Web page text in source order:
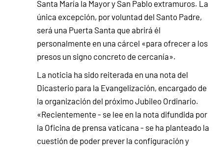
Santa María la Mayor y San Pablo extramuros. La
única excepción, por voluntad del Santo Padre,
será una Puerta Santa que abrirá él
personalmente en una cárcel «para ofrecer a los
presos un signo concreto de cercanía».
La noticia ha sido reiterada en una nota del
Dicasterio para la Evangelización, encargado de
la organización del próximo Jubileo Ordinario.
«Recientemente - se lee en la nota difundida por
la Oficina de prensa vaticana - se ha planteado la
cuestión de poder prever la configuración y